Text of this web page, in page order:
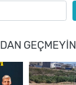
GEÇMEYIN